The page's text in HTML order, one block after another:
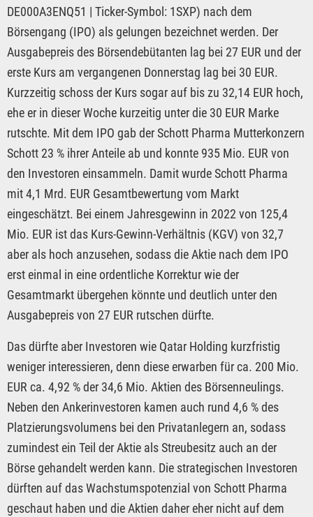
DE000A3ENQ51 | Ticker-Symbol: 1SXP) nach dem
Börsengang (IPO) als gelungen bezeichnet werden. Der
Ausgabepreis des Börsendebütanten lag bei 27 EUR und der
erste Kurs am vergangenen Donnerstag lag bei 30 EUR.
Kurzzeitig schoss der Kurs sogar auf bis zu 32,14 EUR hoch,
ehe er in dieser Woche kurzeitig unter die 30 EUR Marke
rutschte. Mit dem IPO gab der Schott Pharma Mutterkonzern
Schott 23 % ihrer Anteile ab und konnte 935 Mio. EUR von
den Investoren einsammeln. Damit wurde Schott Pharma
mit 4,1 Mrd. EUR Gesamtbewertung vom Markt
eingeschätzt. Bei einem Jahresgewinn in 2022 von 125,4
Mio. EUR ist das Kurs-Gewinn-Verhältnis (KGV) von 32,7
aber als hoch anzusehen, sodass die Aktie nach dem IPO
erst einmal in eine ordentliche Korrektur wie der
Gesamtmarkt übergehen könnte und deutlich unter den
Ausgabepreis von 27 EUR rutschen dürfte.
Das dürfte aber Investoren wie Qatar Holding kurzfristig
weniger interessieren, denn diese erwarben für ca. 200 Mio.
EUR ca. 4,92 % der 34,6 Mio. Aktien des Börsenneulings.
Neben den Ankerinvestoren kamen auch rund 4,6 % des
Platzierungsvolumens bei den Privatanlegern an, sodass
zumindest ein Teil der Aktie als Streubesitz auch an der
Börse gehandelt werden kann. Die strategischen Investoren
dürften auf das Wachstumspotenzial von Schott Pharma
geschaut haben und die Aktien daher eher nicht auf dem